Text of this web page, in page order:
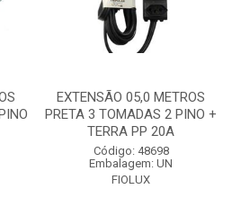
EXTENSÃO 05,0 METROS
PRETA 3 TOMADAS 2 PINO +
TERRA PP 20A
Código: 48698
Embalagem: UN
FIOLUX